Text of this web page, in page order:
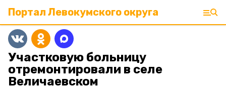
Портал Левокумского округа
Участковую больницу
отремонтировали в селе
Величаевском